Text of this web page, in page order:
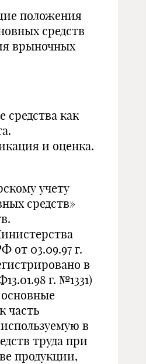
положения
средств
врыночных
средства как
и оценка.
учету
средств»
от 03.09.97 г.
в
г. №1331)
основные
часть
в
труда при
продукции,